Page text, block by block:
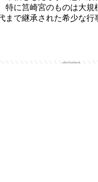
特に筥崎宮のものは大
で継承された希少な行
advertisement